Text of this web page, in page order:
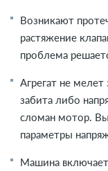
Возникают
растяжение
проблема
Агрегат не
забита либо
сломан мотор.
параметры
Машина